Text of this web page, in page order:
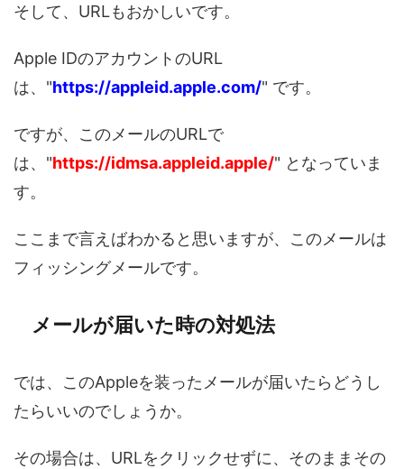
そして、URLもおかしいです。
Apple IDのアカウントのURL
は、"https://appleid.apple.com/" です。
ですが、このメールのURLで
は、"https://idmsa.appleid.apple/" となっていま
す。
ここまで言えばわかると思いますが、このメールは
フィッシングメールです。
メールが届いた時の対処法
では、このAppleを装ったメールが届いたらどうし
たらいいのでしょうか。
その場合は、URLをクリックせずに、そのままその